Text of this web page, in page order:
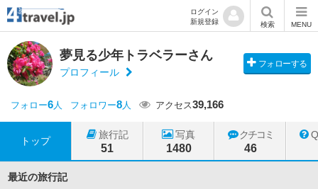
ログイン
新規登録
検索 MENU
夢見る少年トラベラーさん
プロフィール
フォローする
フォロー6人 フォロワー8人 アクセス39,166
トップ
旅行記
51
写真
1480
クチコミ
46
最近の旅行記